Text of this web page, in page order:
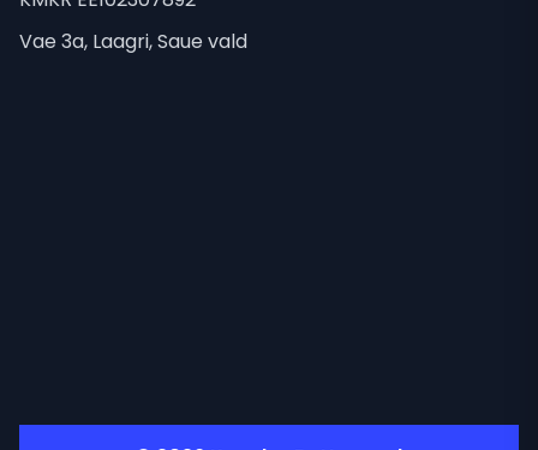
Vae 3a, Laagri, Saue vald